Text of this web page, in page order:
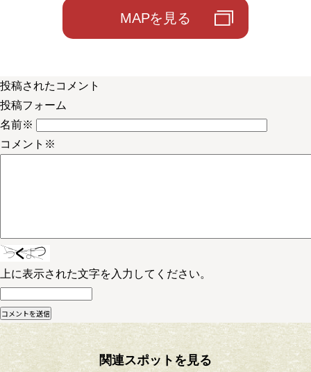
MAPを見る
投稿されたコメント
投稿フォーム
名前※
コメント ※
上に表示された文字を入力してください。
関連スポットを見る